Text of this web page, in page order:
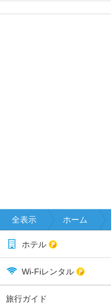
全表示 ホーム
ホテル
Wi-Fiレンタル
旅行ガイド